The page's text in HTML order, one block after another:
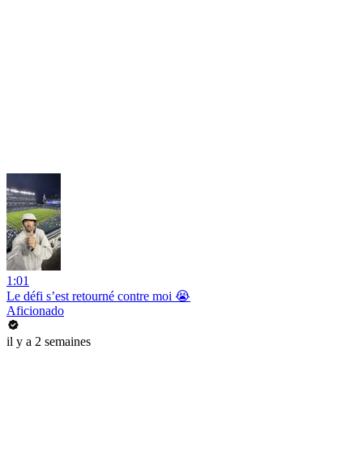
1:01
Le défi s’est retourné contre moi 😭
Aficionado
il y a 2 semaines